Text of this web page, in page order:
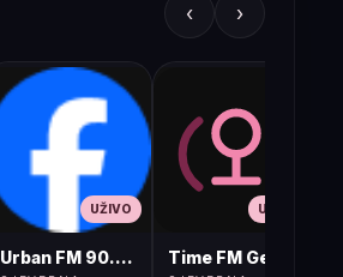
‹ ›
UŽIVO
Urban FM 90.8 Skopje
UŽIVO
Time FM Gevgelija